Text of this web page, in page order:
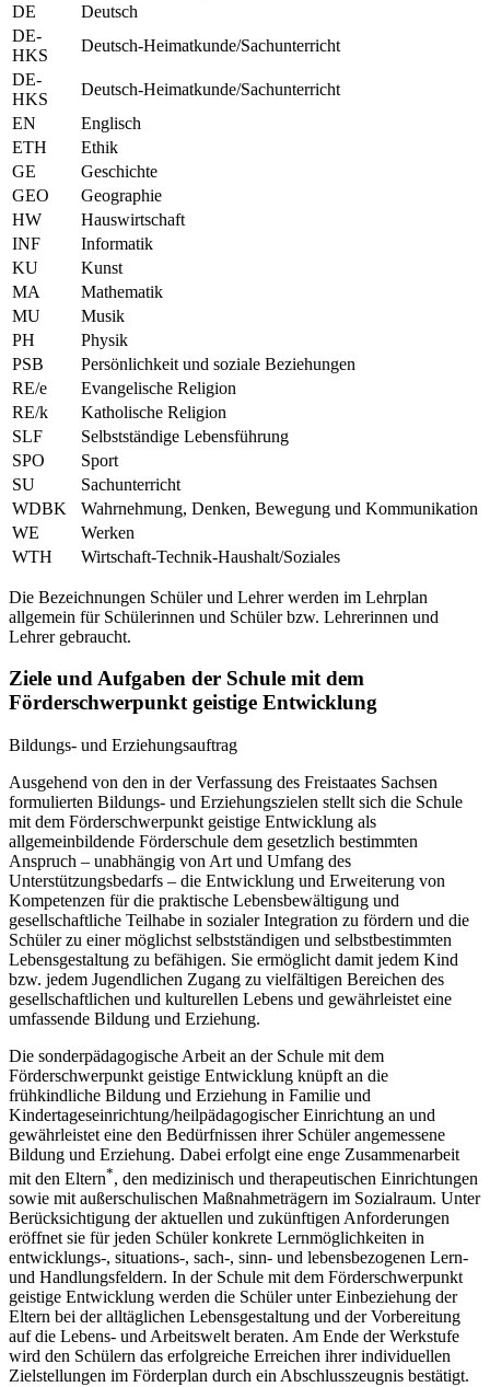
DE
Deutsch
DE-
HKS
Deutsch-Heimatkunde/Sachunterricht
DE-
HKS
Deutsch-Heimatkunde/Sachunterricht
EN
Englisch
ETH
Ethik
GE
Geschichte
GEO
Geographie
HW
Hauswirtschaft
INF
Informatik
KU
Kunst
MA
Mathematik
MU
Musik
PH
Physik
PSB
Persönlichkeit und soziale Beziehungen
RE/e
Evangelische Religion
RE/k
Katholische Religion
SLF
Selbstständige Lebensführung
SPO
Sport
SU
Sachunterricht
WDBK
Wahrnehmung, Denken, Bewegung und Kommunikation
WE
Werken
WTH
Wirtschaft-Technik-Haushalt/Soziales
Die Bezeichnungen Schüler und Lehrer werden im Lehrplan
allgemein für Schülerinnen und Schüler bzw. Lehrerinnen und
Lehrer gebraucht.
Ziele und Aufgaben der Schule mit dem
Förderschwerpunkt geistige Entwicklung
Bildungs- und Erziehungsauftrag
Ausgehend von den in der Verfassung des Freistaates Sachsen
formulierten Bildungs- und Erziehungszielen stellt sich die Schule
mit dem Förderschwerpunkt geistige Entwicklung als
allgemeinbildende Förderschule dem gesetzlich bestimmten
Anspruch – unabhängig von Art und Umfang des
Unterstützungsbedarfs – die Entwicklung und Erweiterung von
Kompetenzen für die praktische Lebensbewältigung und
gesellschaftliche Teilhabe in sozialer Integration zu fördern und die
Schüler zu einer möglichst selbstständigen und selbstbestimmten
Lebensgestaltung zu befähigen. Sie ermöglicht damit jedem Kind
bzw. jedem Jugendlichen Zugang zu vielfältigen Bereichen des
gesellschaftlichen und kulturellen Lebens und gewährleistet eine
umfassende Bildung und Erziehung.
Die sonderpädagogische Arbeit an der Schule mit dem
Förderschwerpunkt geistige Entwicklung knüpft an die
frühkindliche Bildung und Erziehung in Familie und
Kindertageseinrichtung/heilpädagogischer Einrichtung an und
gewährleistet eine den Bedürfnissen ihrer Schüler angemessene
Bildung und Erziehung. Dabei erfolgt eine enge Zusammenarbeit
mit den Eltern*, den medizinisch und therapeutischen Einrichtungen
sowie mit außerschulischen Maßnahmeträgern im Sozialraum. Unter
Berücksichtigung der aktuellen und zukünftigen Anforderungen
eröffnet sie für jeden Schüler konkrete Lernmöglichkeiten in
entwicklungs-, situations-, sach-, sinn- und lebensbezogenen Lern-
und Handlungsfeldern. In der Schule mit dem Förderschwerpunkt
geistige Entwicklung werden die Schüler unter Einbeziehung der
Eltern bei der alltäglichen Lebensgestaltung und der Vorbereitung
auf die Lebens- und Arbeitswelt beraten. Am Ende der Werkstufe
wird den Schülern das erfolgreiche Erreichen ihrer individuellen
Zielstellungen im Förderplan durch ein Abschlusszeugnis bestätigt.